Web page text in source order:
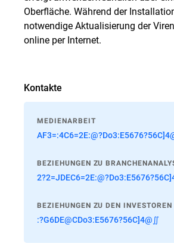
Oberfläche. Während der
notwendige Aktualisierung der
online per Internet.
Kontakte
MEDIENARBEIT
BEZIEHUNGEN ZU
BEZIEHUNGEN ZU DEN INVESTOREN
:?G6DE@CDo3:E5676?56C]4@∬